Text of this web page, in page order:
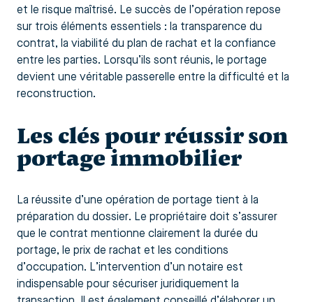
et le risque maîtrisé. Le succès de l’opération repose
sur trois éléments essentiels : la transparence du
contrat, la viabilité du plan de rachat et la confiance
entre les parties. Lorsqu’ils sont réunis, le portage
devient une véritable passerelle entre la difficulté et la
reconstruction.
Les clés pour réussir son
portage immobilier
La réussite d’une opération de portage tient à la
préparation du dossier. Le propriétaire doit s’assurer
que le contrat mentionne clairement la durée du
portage, le prix de rachat et les conditions
d’occupation. L’intervention d’un notaire est
indispensable pour sécuriser juridiquement la